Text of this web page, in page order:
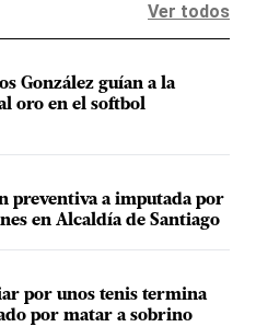
Ver todos
González guían a la
oro en el softbol
preventiva a imputada por
en Alcaldía de Santiago
por unos tenis termina
por matar a sobrino